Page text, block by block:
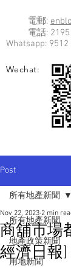
電郵:
電話:
Whatsapp: 9512
Wechat:
Post
所有地產新聞
地產政策新聞
用地新聞
所有地產新聞
商舖市場
經濟日報
Nov 22, 2023 2 min